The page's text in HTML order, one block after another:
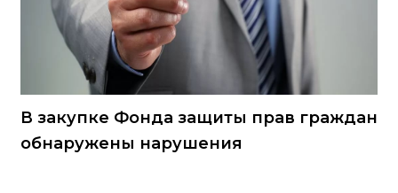
В закупке Фонда защиты прав граждан
обнаружены нарушения